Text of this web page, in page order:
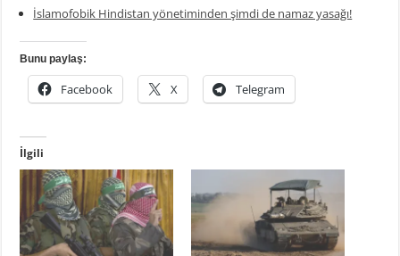
İslamofobik Hindistan yönetiminden şimdi de namaz yasağı!
Bunu paylaş:
Facebook X Telegram
İlgili